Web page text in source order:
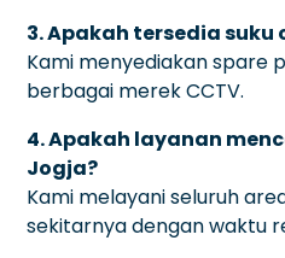
3. Apakah tersedia suku
Kami menyediakan spare
berbagai merek CCTV.
4. Apakah layanan
Jogja?
Kami melayani seluruh
sekitarnya dengan waktu